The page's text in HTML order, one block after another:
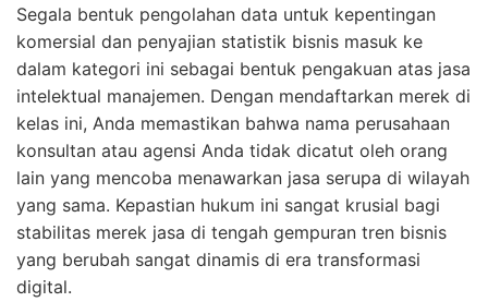
Segala bentuk pengolahan data untuk kepentingan
komersial dan penyajian statistik bisnis masuk ke
dalam kategori ini sebagai bentuk pengakuan atas jasa
intelektual manajemen. Dengan mendaftarkan merek di
kelas ini, Anda memastikan bahwa nama perusahaan
konsultan atau agensi Anda tidak dicatut oleh orang
lain yang mencoba menawarkan jasa serupa di wilayah
yang sama. Kepastian hukum ini sangat krusial bagi
stabilitas merek jasa di tengah gempuran tren bisnis
yang berubah sangat dinamis di era transformasi
digital.